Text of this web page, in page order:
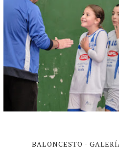
BALONCESTO -